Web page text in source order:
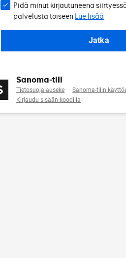
Pidä minut kirjautuneena
palvelusta toiseen Lue lisää
Jatka
Sanoma-tili
Tietosuojalauseke Sanoma-tilin
Kirjaudu sisään koodilla